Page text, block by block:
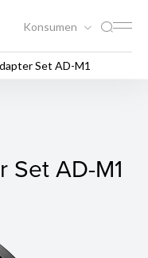
Konsumen
Set AD-M1
Set AD-
Set AD-M1